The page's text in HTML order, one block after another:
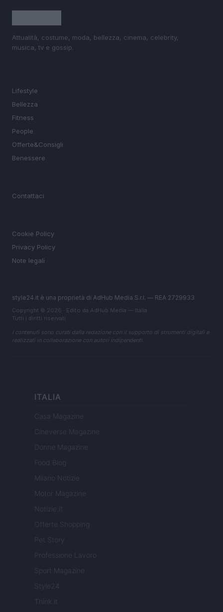
Attualità, costume, moda, bellezza, cinema, celebrity,
musica, tv e gossip.
Lifestyle
Bellezza
Fitness
People
Offerte&Consigli
Benessere
Contattaci
Cookie Policy
Privacy Policy
Note legali
style24.it è una proprietà di AdHub Media S.r.l. — REA 2729933
Copyright © 2026 · Edito da AdHub Media — Italia
Tutti i diritti riservati
I contenuti sono curati dalla redazione con il supporto di strumenti digitali e
realizzati in collaborazione con autori indipendenti.
ITALIA
Casa Magazine
Cineverse Magazine
Donne Magazine
Food Blog
Milano Notizie
Motor Magazine
Notizie.it
Offerte Shopping
Pet Story
Professione Lavoro
Sport Magazine
Style24
Think.it